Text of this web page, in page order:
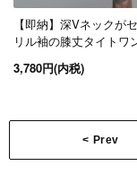
【即納】深Vネックが
リル袖の膝丈タイトワ
3,780円(内税)
< Prev